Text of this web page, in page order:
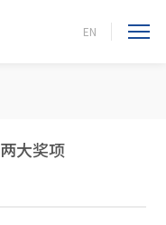
EN
大奖项